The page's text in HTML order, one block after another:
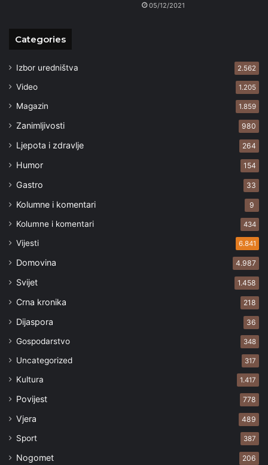
05/12/2021
Categories
Izbor uredništva 2.562
Video 1.205
Magazin 1.859
Zanimljivosti 980
Ljepota i zdravlje 264
Humor 154
Gastro 33
Kolumne i komentari 9
Kolumne i komentari 434
Vijesti 6.841
Domovina 4.987
Svijet 1.458
Crna kronika 218
Dijaspora 36
Gospodarstvo 348
Uncategorized 317
Kultura 1.417
Povijest 778
Vjera 489
Sport 387
Nogomet 206